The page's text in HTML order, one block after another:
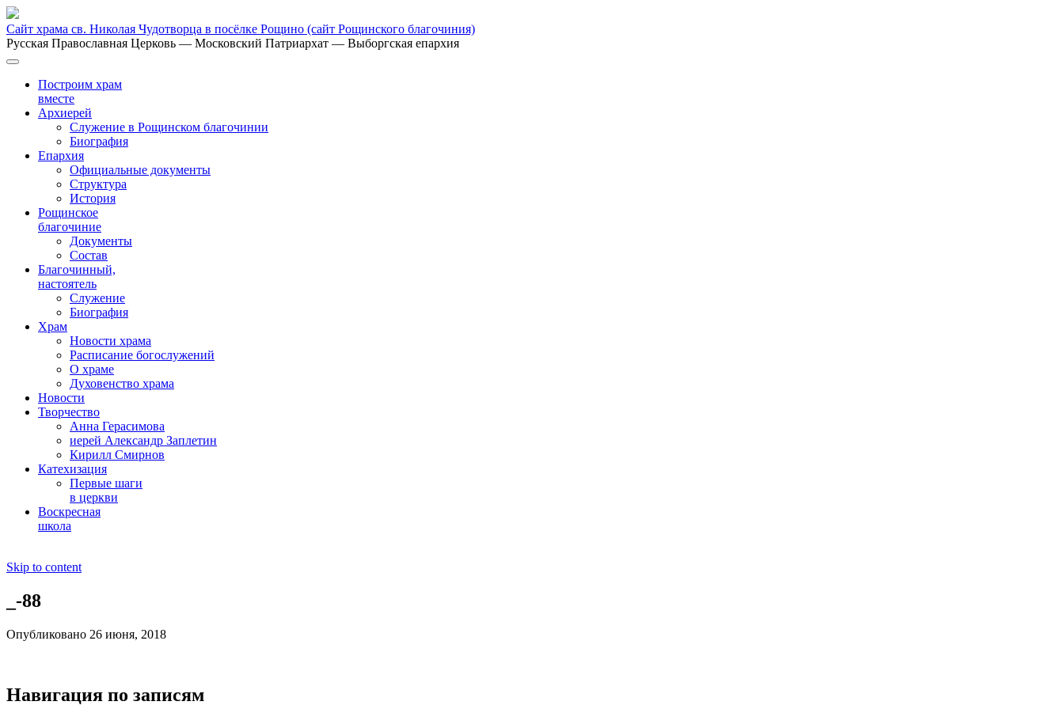
Сайт храма св. Николая Чудотворца в посёлке Рощино (сайт Рощинского благочиния)
Русская Православная Церковь — Московский Патриархат — Выборгская епархия
Построим храм
вместе
Архиерей
Служение в Рощинском благочинии
Биография
Епархия
Официальные документы
Структура
История
Рощинское
благочиние
Документы
Состав
Благочинный,
настоятель
Служение
Биография
Храм
Новости храма
Расписание богослужений
О храме
Духовенство храма
Новости
Творчество
Анна Герасимова
иерей Александр Заплетин
Кирилл Смирнов
Катехизация
Первые шаги
в церкви
Воскресная
школа
Skip to content
_-88
Опубликовано 26 июня, 2018
Навигация по записям